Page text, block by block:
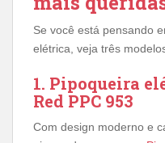
Se você está pensando
elétrica, veja três
1. Pipoqueira
Red PPC 953
Com design moderno e